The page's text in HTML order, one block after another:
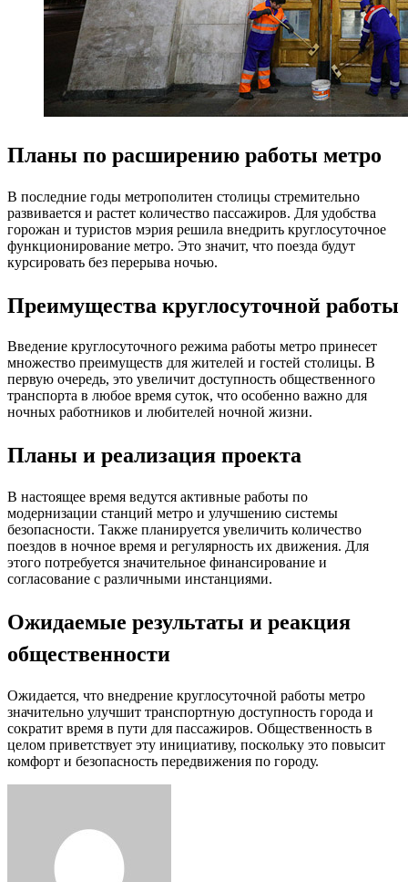
Планы по расширению работы метро
В последние годы метрополитен столицы стремительно
развивается и растет количество пассажиров. Для удобства
горожан и туристов мэрия решила внедрить круглосуточное
функционирование метро. Это значит, что поезда будут
курсировать без перерыва ночью.
Преимущества круглосуточной работы
Введение круглосуточного режима работы метро принесет
множество преимуществ для жителей и гостей столицы. В
первую очередь, это увеличит доступность общественного
транспорта в любое время суток, что особенно важно для
ночных работников и любителей ночной жизни.
Планы и реализация проекта
В настоящее время ведутся активные работы по
модернизации станций метро и улучшению системы
безопасности. Также планируется увеличить количество
поездов в ночное время и регулярность их движения. Для
этого потребуется значительное финансирование и
согласование с различными инстанциями.
Ожидаемые результаты и реакция
общественности
Ожидается, что внедрение круглосуточной работы метро
значительно улучшит транспортную доступность города и
сократит время в пути для пассажиров. Общественность в
целом приветствует эту инициативу, поскольку это повысит
комфорт и безопасность передвижения по городу.